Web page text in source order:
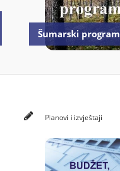
Šumarski program
Planovi i izvještaji